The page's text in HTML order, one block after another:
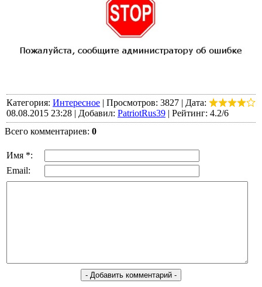
Категория: Интересное | Просмотров: 3827 | Дата:
08.08.2015 23:28 | Добавил: PatriotRus39 | Рейтинг: 4.2/6
Всего комментариев: 0
Имя *:
Email: